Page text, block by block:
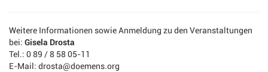
Weitere Informationen sowie Anmeldung zu den Veranstaltungen
bei: Gisela Drosta
Tel.: 0 89 / 8 58 05-11
E-Mail: drosta@doemens.org